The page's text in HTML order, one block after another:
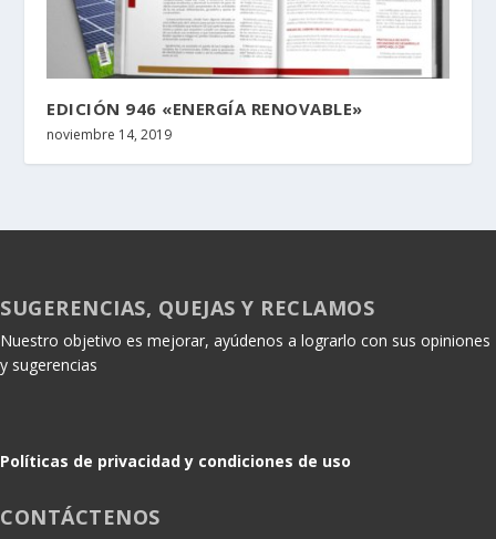
EDICIÓN 946 «ENERGÍA RENOVABLE»
noviembre 14, 2019
SUGERENCIAS, QUEJAS Y RECLAMOS
Nuestro objetivo es mejorar, ayúdenos a lograrlo con sus opiniones
y sugerencias
Políticas de privacidad y condiciones de uso
CONTÁCTENOS